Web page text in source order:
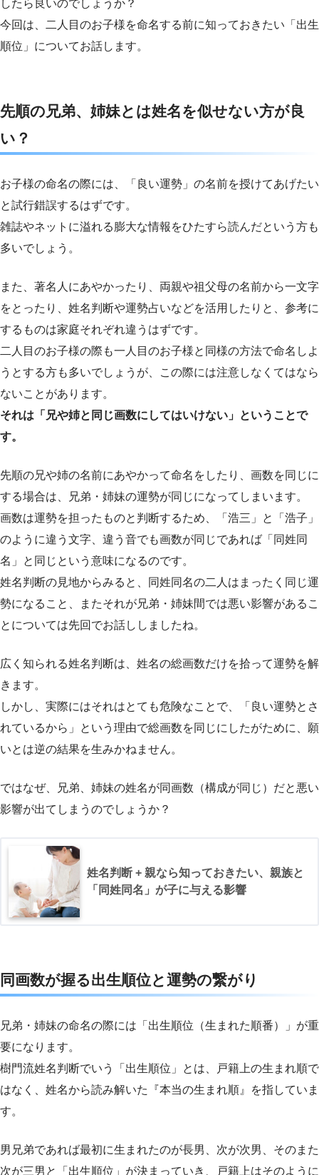
したら良いのでしょうか？
今回は、二人目のお子様を命名する前に知っておきたい「出生
順位」についてお話します。
先順の兄弟、姉妹とは姓名を似せない方が良
い？
お子様の命名の際には、「良い運勢」の名前を授けてあげたい
と試行錯誤するはずです。
雑誌やネットに溢れる膨大な情報をひたすら読んだという方も
多いでしょう。
また、著名人にあやかったり、両親や祖父母の名前から一文字
をとったり、姓名判断や運勢占いなどを活用したりと、参考に
するものは家庭それぞれ違うはずです。
二人目のお子様の際も一人目のお子様と同様の方法で命名しよ
うとする方も多いでしょうが、この際には注意しなくてはなら
ないことがあります。
それは「兄や姉と同じ画数にしてはいけない」ということで
す。
先順の兄や姉の名前にあやかって命名をしたり、画数を同じに
する場合は、兄弟・姉妹の運勢が同じになってしまいます。
画数は運勢を担ったものと判断するため、「浩三」と「浩子」
のように違う文字、違う音でも画数が同じであれば「同姓同
名」と同じという意味になるのです。
姓名判断の見地からみると、同姓同名の二人はまったく同じ運
勢になること、またそれが兄弟・姉妹間では悪い影響があるこ
とについては先回でお話ししましたね。
広く知られる姓名判断は、姓名の総画数だけを拾って運勢を解
きます。
しかし、実際にはそれはとても危険なことで、「良い運勢とさ
れているから」という理由で総画数を同じにしたがために、願
いとは逆の結果を生みかねません。
ではなぜ、兄弟、姉妹の姓名が同画数（構成が同じ）だと悪い
影響が出てしまうのでしょうか？
姓名判断 + 親なら知っておきたい、親族と
「同姓同名」が子に与える影響
同画数が握る出生順位と運勢の繋がり
兄弟・姉妹の命名の際には「出生順位（生まれた順番）」が重
要になります。
樹門流姓名判断でいう「出生順位」とは、戸籍上の生まれ順で
はなく、姓名から読み解いた『本当の生まれ順』を指していま
す。
男兄弟であれば最初に生まれたのが長男、次が次男、そのまた
次が三男と「出生順位」が決まっていき、戸籍上はそのように